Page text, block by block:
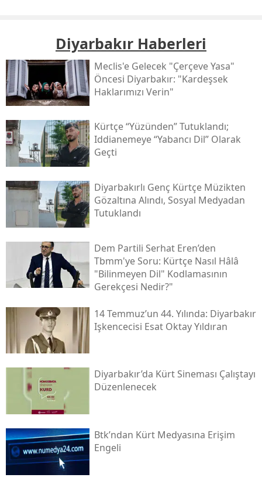
Diyarbakır Haberleri
Meclis'e Gelecek "çerçeve Yasa"
Öncesi Diyarbakır: "kardeşsek
Haklarımızı Verin"
Kürtçe “yüzünden” Tutuklandı;
Iddianemeye “yabancı Dil” Olarak
Geçti
Diyarbakırlı Genç Kürtçe Müzikten
Gözaltına Alındı, Sosyal Medyadan
Tutuklandı
Dem Partili Serhat Eren’den
Tbmm'ye Soru: Kürtçe Nasıl Hâlâ
"bilinmeyen Dil" Kodlamasının
Gerekçesi Nedir?"
14 Temmuz’un 44. Yılında: Diyarbakır
Işkencecisi Esat Oktay Yıldıran
Diyarbakır’da Kürt Sineması Çalıştayı
Düzenlenecek
Btk’ndan Kürt Medyasına Erişim
Engeli